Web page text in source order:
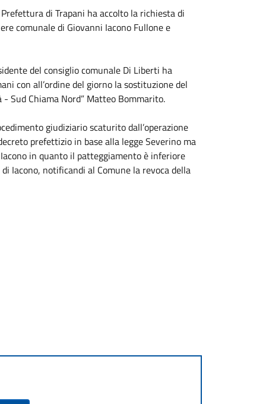
di Trapani ha accolto la richiesta di
comunale di Giovanni Iacono Fullone e
del consiglio comunale Di Liberti ha
con all’ordine del giorno la sostituzione del
Sud Chiama Nord” Matteo Bommarito.
giudiziario scaturito dall’operazione
prefettizio in base alla legge Severino ma
in quanto il patteggiamento è inferiore
Iacono, notificandi al Comune la revoca della